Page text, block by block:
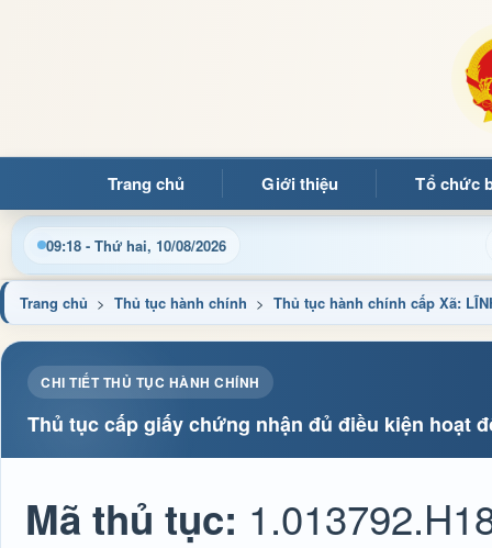
Trang chủ Giới thiệu Tổ chức
09:18 - Thứ hai, 10/08/2026
đọc đến với Trang thông tin điện tử xã Mường Ảng
Trang chủ > Thủ tục hành chính > Thủ tục hành chính cấp Xã:
CHI TIẾT THỦ TỤC HÀNH CHÍNH
Thủ tục cấp giấy chứng nhận đủ điều kiện hoạt
Mã thủ tục: